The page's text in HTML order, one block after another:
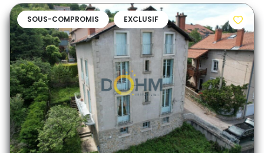
SOUS-COMPROMIS EXCLUSIF